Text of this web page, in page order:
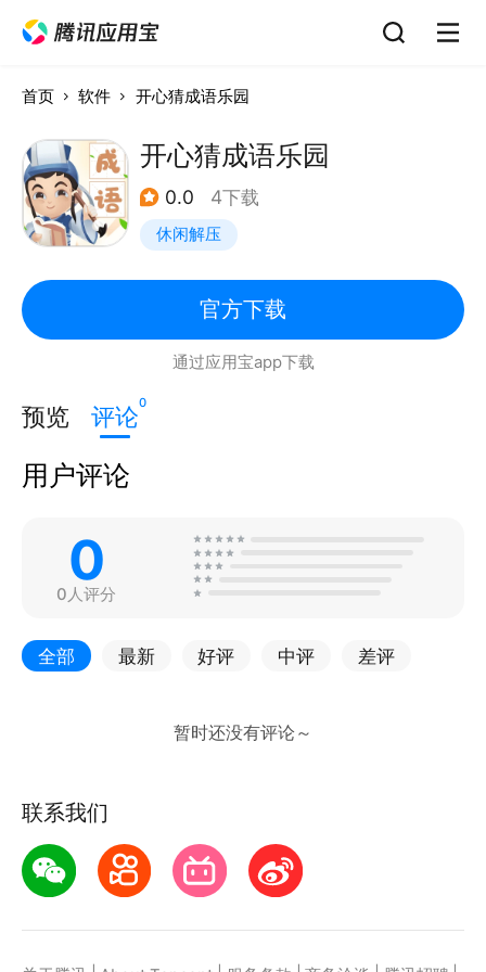
首页 软件 开心猜成语乐园
开心猜成语乐园
0.0 4下载
休闲解压
官方下载
通过应用宝app下载
预览 评论0
用户评论
0
0人评分
全部 最新 好评 中评 差评
联系我们